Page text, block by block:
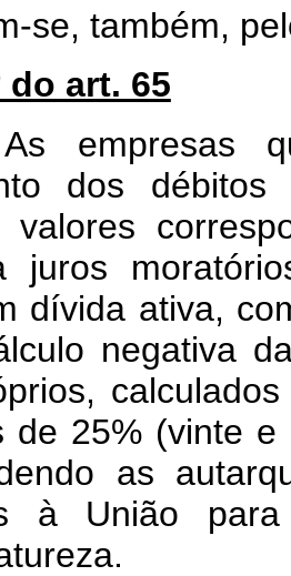
se, também,
do art. 65
empresas
dos
valores
dívida ativa,
negativa
de 25% (vinte
as
à União